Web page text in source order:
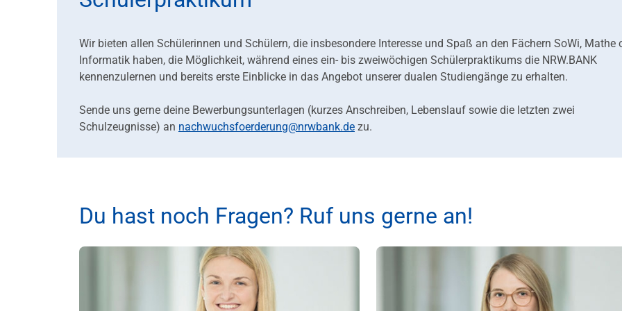
Wir bieten allen Schülerinnen und Schülern, die insbesondere Interesse und Spaß an den Fächern SoWi, Mathe
Informatik haben, die Möglichkeit, während eines ein- bis zweiwöchigen Schülerpraktikums die NRW.BANK
kennenzulernen und bereits erste Einblicke in das Angebot unserer dualen Studiengänge zu erhalten.
Sende uns gerne deine Bewerbungsunterlagen (kurzes Anschreiben, Lebenslauf sowie die letzten zwei
Schulzeugnisse) an nachwuchsfoerderung@nrwbank.de zu.
Du hast noch Fragen? Ruf uns gerne an!